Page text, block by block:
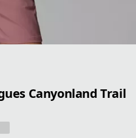
Canyonland Trail